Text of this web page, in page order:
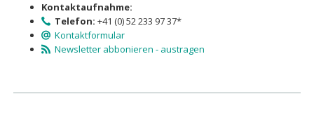
Kontaktaufnahme:
Telefon: +41 (0) 52 233 97 37*
Kontaktformular
Newsletter abbonieren - austragen